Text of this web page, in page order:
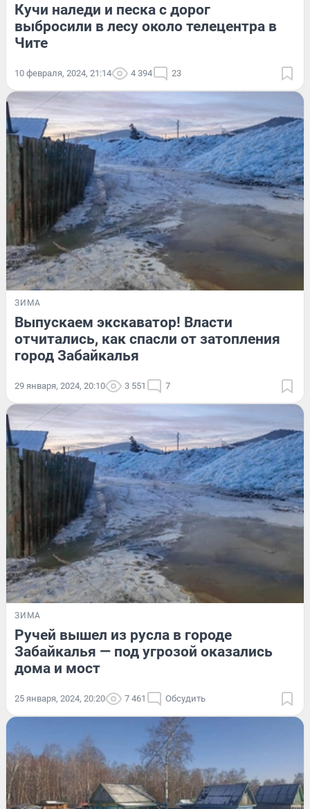
Кучи наледи и песка с дорог
выбросили в лесу около телецентра в
Чите
10 февраля, 2024, 21:14 4 394 23
ЗИМА
Выпускаем экскаватор! Власти
отчитались, как спасли от затопления
город Забайкалья
29 января, 2024, 20:10 3 551 7
ЗИМА
Ручей вышел из русла в городе
Забайкалья — под угрозой оказались
дома и мост
25 января, 2024, 20:20 7 461 Обсудить